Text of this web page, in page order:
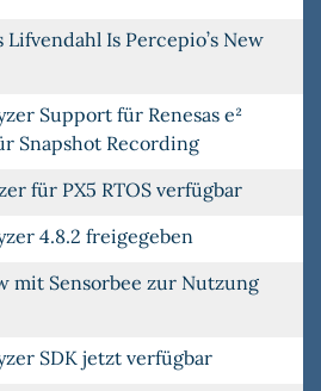
Lifvendahl Is Percepio’s New
Support für Renesas e²
Snapshot Recording
für PX5 RTOS verfügbar
4.8.2 freigegeben
mit Sensorbee zur Nutzung
SDK jetzt verfügbar